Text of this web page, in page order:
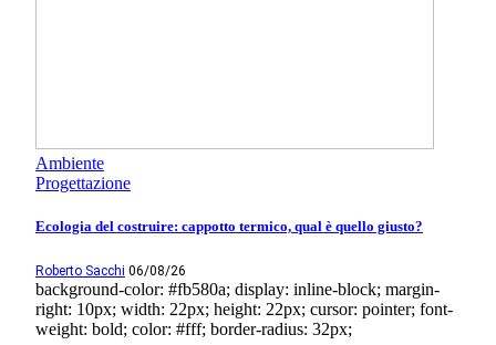
Ambiente
Progettazione
Ecologia del costruire: cappotto termico, qual è quello giusto?
Roberto Sacchi 06/08/26
background-color: #fb580a; display: inline-block; margin-
right: 10px; width: 22px; height: 22px; cursor: pointer; font-
weight: bold; color: #fff; border-radius: 32px;